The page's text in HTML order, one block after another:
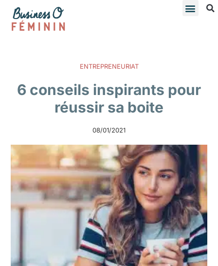
ENTREPRENEURIAT
6 conseils inspirants pour
réussir sa boite
08/01/2021